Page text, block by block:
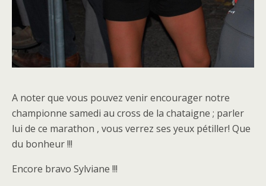
A noter que vous pouvez venir encourager notre
championne samedi au cross de la chataigne ; parler
lui de ce marathon , vous verrez ses yeux pétiller! Que
du bonheur !!!
Encore bravo Sylviane !!!